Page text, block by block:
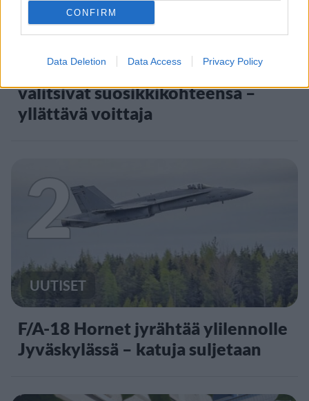
CONFIRM
Data Deletion Data Access Privacy Policy
MATKAILU
Maailman eniten matkustaneet
valitsivat suosikkikohteensa –
yllättävä voittaja
2
UUTISET
F/A-18 Hornet jyrähtää ylilennolle
Jyväskylässä – katuja suljetaan